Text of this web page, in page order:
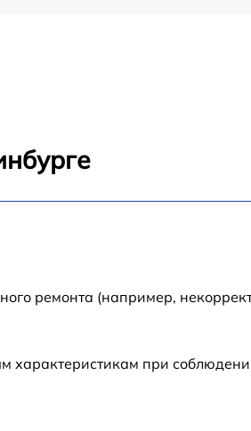
ремонта (например,
характеристикам при